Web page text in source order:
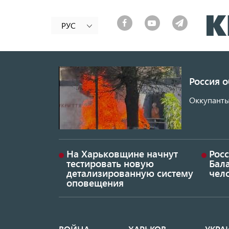
РУС
Россия
На Харьковщине начнут
тестировать новую
детализированную систему
оповещения